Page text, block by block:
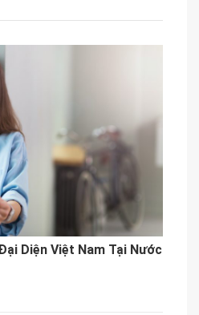
Diện Việt Nam Tại Nước